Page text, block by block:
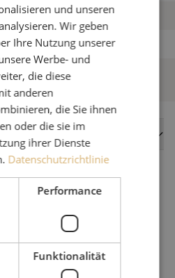
- Verbinder
und unseren
Wir geben
Ihre Nutzung unserer
Werbe- und
die diese
anderen
die Sie ihnen
oder die sie im
ihrer Dienste
Datenschutzrichtlinie
Performance
Funktionalität